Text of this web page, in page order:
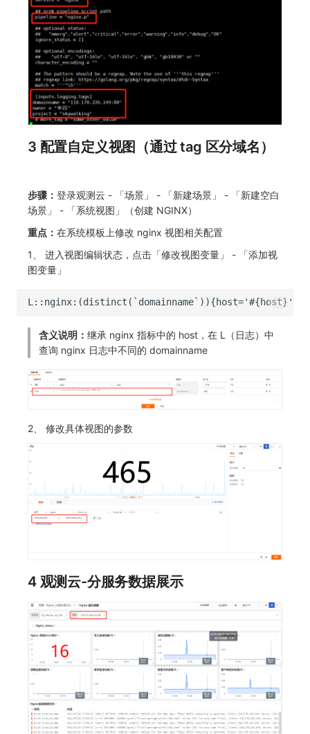
3 配置自定义视图（通过 tag 区分域名）
步骤： 登录观测云 - 「场景」 - 「新建场景」 - 「新建空白
场景」 - 「系统视图」（创建 NGINX）
重点： 在系统模板上修改 nginx 视图相关配置
1、 进入视图编辑状态，点击「修改视图变量」 - 「添加视
图变量」
含义说明： 继承 nginx 指标中的 host，在 L（日志）中
查询 nginx 日志中不同的 domainname
2、 修改具体视图的参数
4 观测云-分服务数据展示